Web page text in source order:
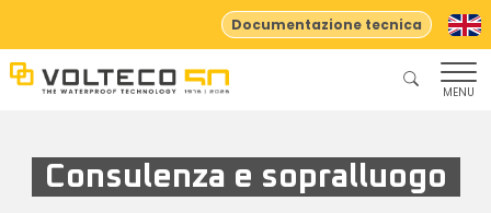
Documentazione tecnica
MENU
Consulenza e sopralluogo